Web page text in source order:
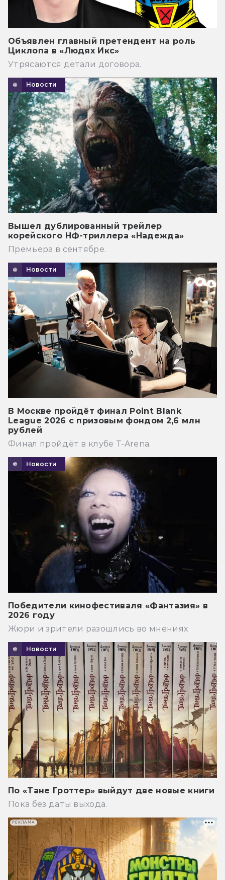
Объявлен главный претендент на роль
Циклопа в «Людях Икс»
Утрясаются детали договора.
Новости
Вышел дублированный трейлер
корейского НФ-триллера «Надежда»
Премьера в сентябре.
Новости
В Москве пройдёт финал Point Blank
League 2026 с призовым фондом 2,6 млн
рублей
Финал пройдёт в клубе T-Arena.
Новости
Победители кинофестиваля «Фантазия» в
2026 году
Жюри и зрители разошлись во мнениях
Новости
По «Тане Гроттер» выйдут две новые книги
Пока без даты выхода.
РЕКЛАМА